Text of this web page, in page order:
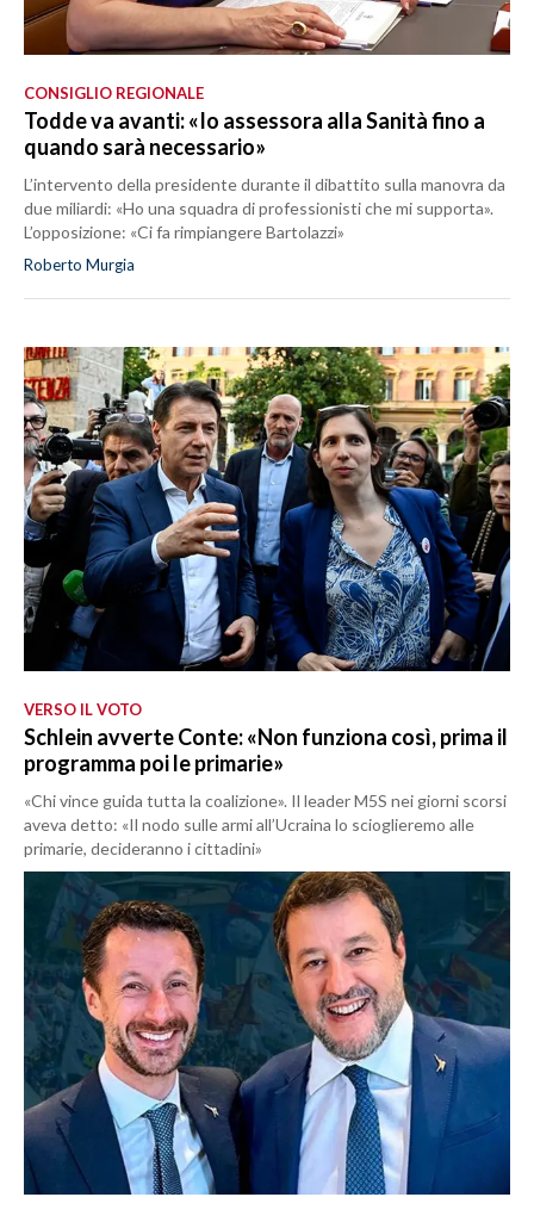
CONSIGLIO REGIONALE
Todde va avanti: «Io assessora alla Sanità fino a
quando sarà necessario»
L’intervento della presidente durante il dibattito sulla manovra da
due miliardi: «Ho una squadra di professionisti che mi supporta».
L’opposizione: «Ci fa rimpiangere Bartolazzi»
Roberto Murgia
VERSO IL VOTO
Schlein avverte Conte: «Non funziona così, prima il
programma poi le primarie»
«Chi vince guida tutta la coalizione». Il leader M5S nei giorni scorsi
aveva detto: «Il nodo sulle armi all’Ucraina lo scioglieremo alle
primarie, decideranno i cittadini»